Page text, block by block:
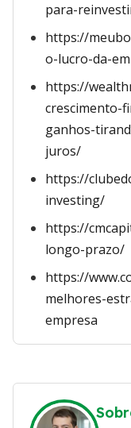
para-
https://
o-lucro-da-
https://
crescimento-
ganhos-
juros/
https://
investing/
https://
longo-prazo/
https://
melhores-
empresa